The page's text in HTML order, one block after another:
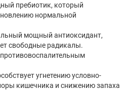
пребиотик, который
нормальной
мощный антиоксидант,
свободные радикалы.
угнетению условно-
кишечника и снижению запаха